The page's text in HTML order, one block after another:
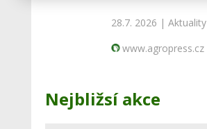
28.7. 2026 | Aktuality
www.agropress.cz
Nejbližsí akce